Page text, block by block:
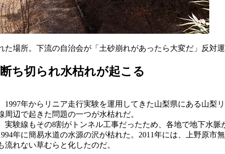
場所。下流の自治会が「土砂崩れがあったら大変だ」反対
ち切られ水枯れが起こる
年からリニア走行実験を運用してきた山梨県にある山梨
辺で起きた問題の一つが水枯れだ。
実験線もその8割がトンネル工事だったため、各地で地下水脈
年に簡易水道の水源の沢が枯れた。2011年には、上野原市
れない草むらと化したのだ。